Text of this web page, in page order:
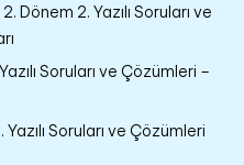
Dönem 2. Yazılı Soruları ve
Soruları ve Çözümleri –
Soruları ve Çözümleri